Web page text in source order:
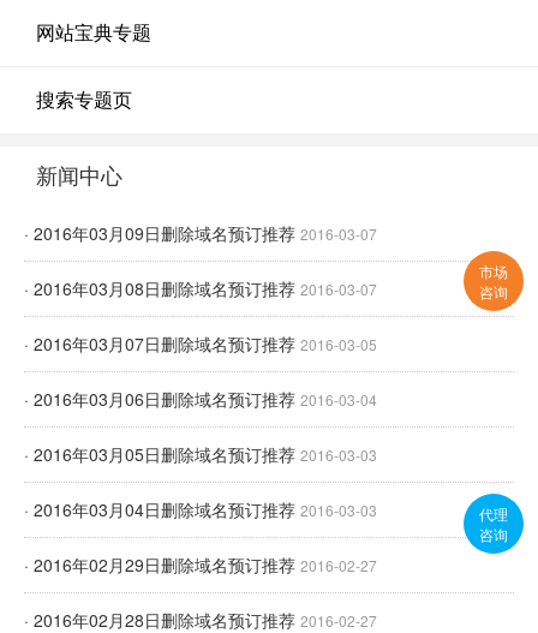
网站宝典专题
搜索专题页
新闻中心
· 2016年03月09日删除域名预订推荐 2016-03-07
· 2016年03月08日删除域名预订推荐 2016-03-07
· 2016年03月07日删除域名预订推荐 2016-03-05
· 2016年03月06日删除域名预订推荐 2016-03-04
· 2016年03月05日删除域名预订推荐 2016-03-03
· 2016年03月04日删除域名预订推荐 2016-03-03
· 2016年02月29日删除域名预订推荐 2016-02-27
· 2016年02月28日删除域名预订推荐 2016-02-27
市场
咨询
代理
咨询